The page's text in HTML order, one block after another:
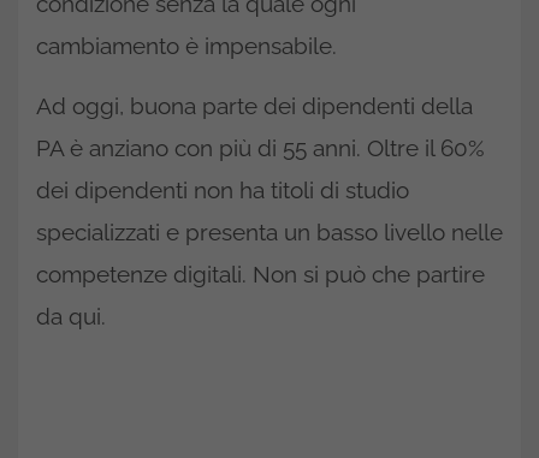
cambiamento è impensabile.
Ad oggi, buona parte dei dipendenti della
PA è anziano con più di 55 anni. Oltre il 60%
dei dipendenti non ha titoli di studio
specializzati e presenta un basso livello nelle
competenze digitali. Non si può che partire
da qui.